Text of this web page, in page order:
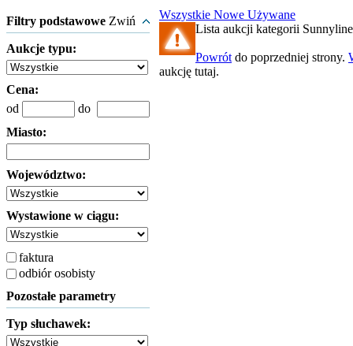
Filtry podstawowe Zwiń
Aukcje typu:
Cena:
od
do
Miasto:
Województwo:
Wystawione w ciągu:
faktura
odbiór osobisty
Pozostałe parametry
Typ słuchawek:
Wszystkie Nowe Używane
Lista aukcji kategorii
Powrót do poprzedniej strony.
aukcję tutaj.